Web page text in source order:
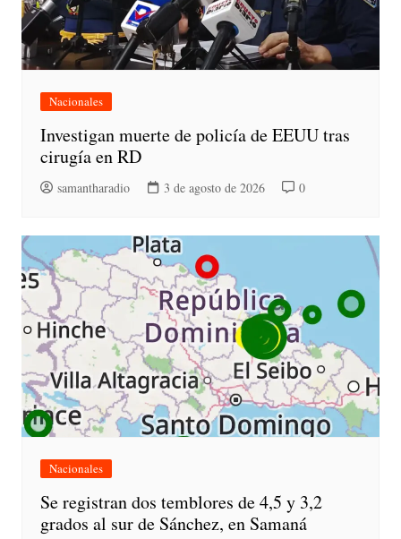
Nacionales
Investigan muerte de policía de EEUU tras
cirugía en RD
samantharadio 3 de agosto de 2026 0
Nacionales
Se registran dos temblores de 4,5 y 3,2
grados al sur de Sánchez, en Samaná